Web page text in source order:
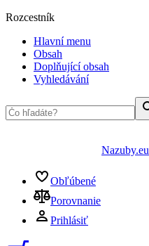
Rozcestník
Hlavní menu
Obsah
Doplňující obsah
Vyhledávání
Nazuby.eu
Obľúbené
Porovnanie
Prihlásiť